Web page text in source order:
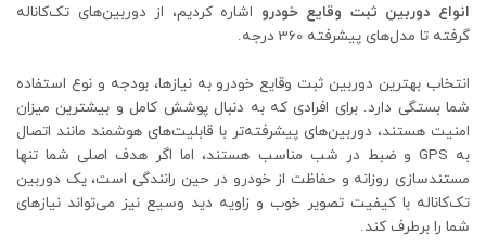
انواع دوربین ثبت وقایع خودرو اشاره کردیم، از دوربین‌های تک‌کاناله
گرفته تا مدل‌های پیشرفته 360 درجه.
انتخاب بهترین دوربین ثبت وقایع خودرو به نیازها، بودجه و نوع استفاده
شما بستگی دارد. برای افرادی که به دنبال پوشش کامل و بیشترین میزان
امنیت هستند، دوربین‌های پیشرفته‌تر با قابلیت‌های هوشمند مانند اتصال
به GPS و ضبط در شب مناسب هستند، اما اگر هدف اصلی شما تنها
مستندسازی روزانه و حفاظت از خودرو در حین رانندگی است، یک دوربین
تک‌کاناله با کیفیت تصویر خوب و زاویه دید وسیع نیز می‌تواند نیازهای
شما را برطرف کند.